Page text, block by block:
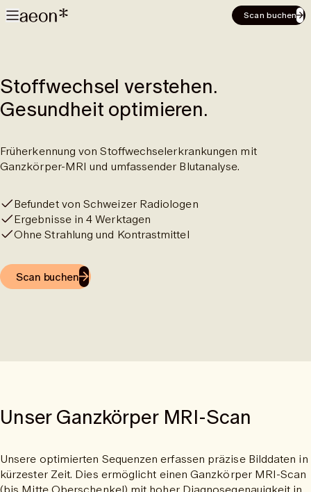
Scan buchen
Stoffwechsel verstehen.
Gesundheit optimieren.
Früherkennung von Stoffwechselerkrankungen mit
Ganzkörper-MRI und umfassender Blutanalyse.
Befundet von Schweizer Radiologen
Ergebnisse in 4 Werktagen
Ohne Strahlung und Kontrastmittel
Scan buchen
Unser Ganzkörper MRI-Scan
Unsere optimierten Sequenzen erfassen präzise Bilddaten in
kürzester Zeit. Dies ermöglicht einen Ganzkörper MRI-Scan